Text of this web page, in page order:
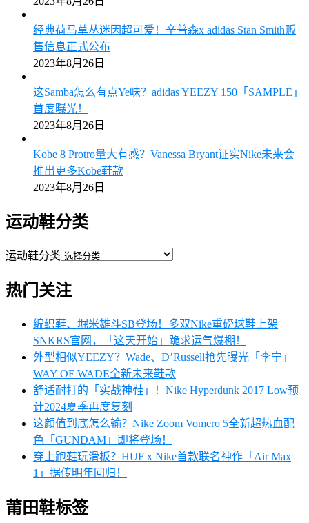
经典荷马草丛迷因超可爱！辛普森x adidas Stan Smith贩
售信息正式公布
2023年8月26日
这Samba怎么有点Ye味？adidas YEEZY 150「SAMPLE」
首度曝光！
2023年8月26日
Kobe 8 Protro量大有感？Vanessa Bryant证实Nike未来会
推出更多Kobe鞋款
2023年8月26日
运动鞋分类
运动鞋分类
热门关注
编织鞋、堀米雄斗SB登场！多双Nike重磅球鞋上架
SNKRS官网，「这天开始」跪求运气爆棚！
外型相似YEEZY？Wade、D’Russell抢先曝光「李宁」
WAY OF WADE全新未来鞋款
舒适耐打的「实战神鞋」！Nike Hyperdunk 2017 Low预
计2024夏季再度复刻
这颜值到底怎么输？Nike Zoom Vomero 5全新超热血配
色「GUNDAM」即将登场！
穿上跑鞋玩滑板？HUF x Nike首款联名神作「Air Max
1」据传明年回归！
莆田鞋标签